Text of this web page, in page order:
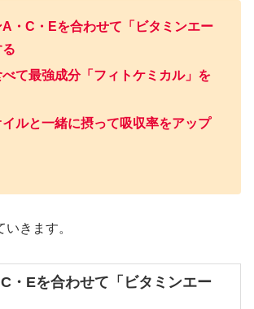
A・C・Eを合わせて「ビタミンエー
べて最強成分「フィトケミカル」を
イルと一緒に摂って吸収率をアップ
きます。
・Eを合わせて「ビタミンエー